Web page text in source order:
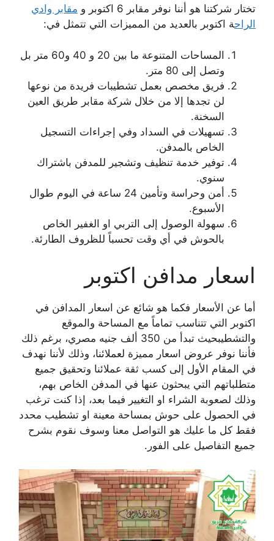
تختار شركتنا هو أننا نوفر مقابر 6 اكتوبر و
مقابر وادي
الراحة اكتوبر بالعديد من المميزات التي تتمثل في:
المساحات المتنوعة ما بين 20 و 40 و60 متر بل
وتصل إلى 80 متر.
فريق مخصص بعمل تشطيبات فريدة من نوعها
لن تجدها إلا من خلال شركة مقابر طريق العين
السخنة.
تسهيلات في السداد وفي إجراءات التسجيل
الخاص بالمدفن.
توفير خدمة تنظيف وتشجير للمدفن باشتراك
سنوي.
أمن وحراسة وتأمين 24 ساعة في اليوم طوال
الأسبوع.
سهولة الوصول إلى التربي او الغفير الخاص
بالحوش في أي وقت تحسباً للظروف الطارئة.
اسعار مدافن اكتوبر
أما عن الأسعار فكما هو شائع عن اسعار المدافن في
اكتوبر التي تتناسب تماماً مع المساحة والموقع
والتشطيبحيث تبدأ من 350 ألف جنيه مصري، برغم ذلك
فأننا نوفر عروض اسعار مميزة لعملائنا، وذلك لأننا نهدف
في المقام الأول إلى كسب ثقة عملائنا وتحقيق جميع
متطلباتهم التي يبحثون عنها في المدفن الخاص بهم،
وذلك لصعوبة الشراء او التغيير فيما بعد، إذا كنت ترغب
في الحصول على حوش بمساحة معينة او تشطيب محدد
فقط كل ما عليك هو التواصل معنا وسوف نقوم بشرح
جميع التفاصيل على الفور.